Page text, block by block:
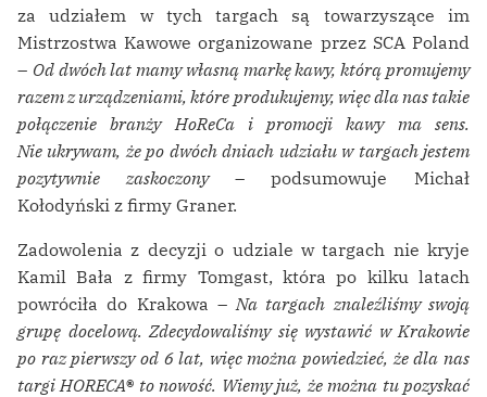
za udziałem w tych targach są towarzyszące im
Mistrzostwa Kawowe organizowane przez SCA Poland
– Od dwóch lat mamy własną markę kawy, którą promujemy
razem z urządzeniami, które produkujemy, więc dla nas takie
połączenie branży HoReCa i promocji kawy ma sens.
Nie ukrywam, że po dwóch dniach udziału w targach jestem
pozytywnie zaskoczony – podsumowuje Michał
Kołodyński z firmy Graner.
Zadowolenia z decyzji o udziale w targach nie kryje
Kamil Bała z firmy Tomgast, która po kilku latach
powróciła do Krakowa –Na targach znaleźliśmy swoją
grupę docelową. Zdecydowaliśmy się wystawić w Krakowie
po raz pierwszy od 6 lat, więc można powiedzieć, że dla nas
targi HORECA® to nowość. Wiemy już, że można tu pozyskać